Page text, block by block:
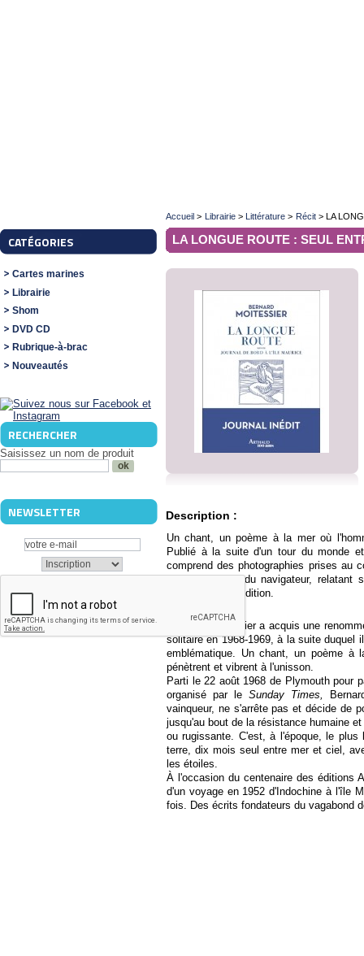
CATÉGORIES
Cartes marines
Librairie
Shom
DVD CD
Rubrique-à-brac
Nouveautés
RECHERCHER
Saisissez un nom de produit
NEWSLETTER
Accueil > Librairie > Littérature > Récit > LA
LA LONGUE ROUTE : SEUL
Description :
Un chant, un poème à la mer où
Publié à la suite d'un tour du monde
comprend des photographies prises au
carnet de bord du navigateur, relatant
complète cette édition.
Bernard Moitessier a acquis une
solitaire en 1968-1969, à la suite duquel
emblématique. Un chant, un poème
pénètrent et vibrent à l'unisson.
Parti le 22 août 1968 de Plymouth pour
organisé par le Sunday Times,
vainqueur, ne s'arrête pas et décide de
jusqu'au bout de la résistance humaine
ou rugissante. C'est, à l'époque, le
terre, dix mois seul entre mer et ciel,
les étoiles.
À l'occasion du centenaire des éditions
d'un voyage en 1952 d'Indochine à l'île
fois. Des écrits fondateurs du vagabond